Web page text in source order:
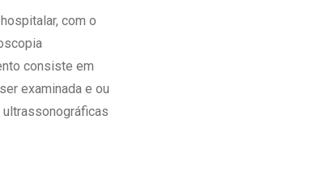
com o
consiste em
examinada e ou